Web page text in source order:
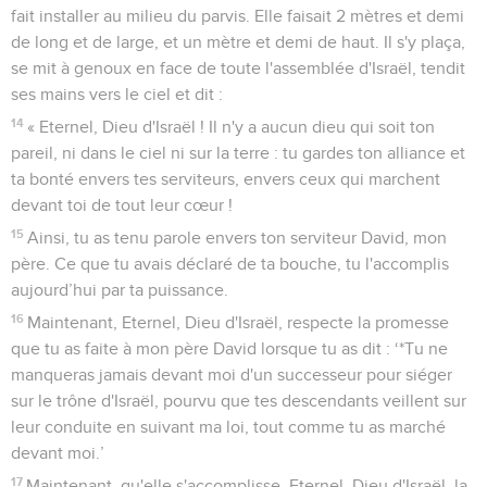
fait installer au milieu du parvis. Elle faisait 2 mètres et demi
de long et de large, et un mètre et demi de haut. Il s'y plaça,
se mit à genoux en face de toute l'assemblée d'Israël, tendit
ses mains vers le ciel et dit :
14 « Eternel, Dieu d'Israël ! Il n'y a aucun dieu qui soit ton
pareil, ni dans le ciel ni sur la terre : tu gardes ton alliance et
ta bonté envers tes serviteurs, envers ceux qui marchent
devant toi de tout leur cœur !
15 Ainsi, tu as tenu parole envers ton serviteur David, mon
père. Ce que tu avais déclaré de ta bouche, tu l'accomplis
aujourd’hui par ta puissance.
16 Maintenant, Eternel, Dieu d'Israël, respecte la promesse
que tu as faite à mon père David lorsque tu as dit : ‘*Tu ne
manqueras jamais devant moi d'un successeur pour siéger
sur le trône d'Israël, pourvu que tes descendants veillent sur
leur conduite en suivant ma loi, tout comme tu as marché
devant moi.’
17